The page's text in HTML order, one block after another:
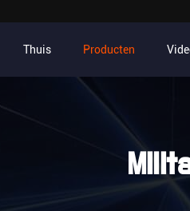
Thuis Producten